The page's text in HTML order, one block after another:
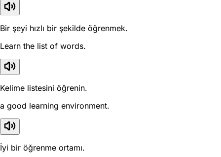
Bir şeyi hızlı bir şekilde öğrenmek.
Learn the list of words.
Kelime listesini öğrenin.
a good learning environment.
İyi bir öğrenme ortamı.